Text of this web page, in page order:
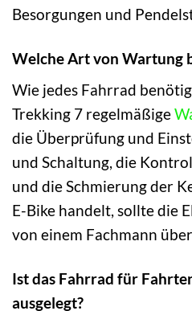
Besorgungen und
Welche Art von Wartung
Wie jedes Fahrrad
Trekking 7 regelmäßige
die Überprüfung und
und Schaltung, die
und die Schmierung der
E-Bike handelt, sollte die
von einem Fachmann
Ist das Fahrrad für
ausgelegt?